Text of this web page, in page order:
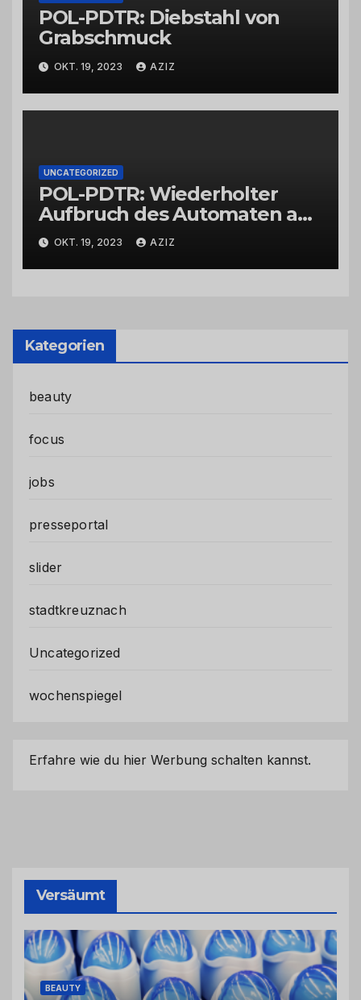
POL-PDTR: Diebstahl von
Grabschmuck
OKT. 19, 2023 AZIZ
UNCATEGORIZED
POL-PDTR: Wiederholter
Aufbruch des Automaten am
Wohnmobilstellplatz in
Hermeskeil am Labachweg
OKT. 19, 2023 AZIZ
Kategorien
beauty
focus
jobs
presseportal
slider
stadtkreuznach
Uncategorized
wochenspiegel
Erfahre wie du hier Werbung schalten kannst.
Versäumt
BEAUTY